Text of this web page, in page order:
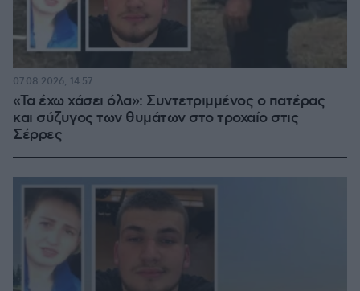
«Τα έχω χάσει όλα»: Συντετριμμένος ο πατέρας
και σύζυγος των θυμάτων στο τροχαίο στις
Σέρρες
07.08.2026, 14:57